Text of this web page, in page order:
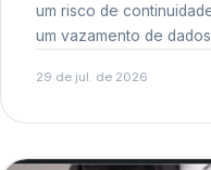
um risco de continuidade de
um vazamento de
reputacional e o risco
29 de jul. de 2026